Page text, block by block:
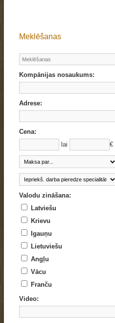
Meklēšanas
Kompānijas nosaukums:
Adrese:
Cena:
lai
€
Valodu zināšana:
Latviešu
Krievu
Igauņu
Lietuviešu
Angļu
Vācu
Franču
Video: